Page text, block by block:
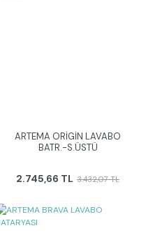
ARTEMA ORİGİN LAVABO
BATR.-S.ÜSTÜ
2.745,66 TL 3.432,07 TL